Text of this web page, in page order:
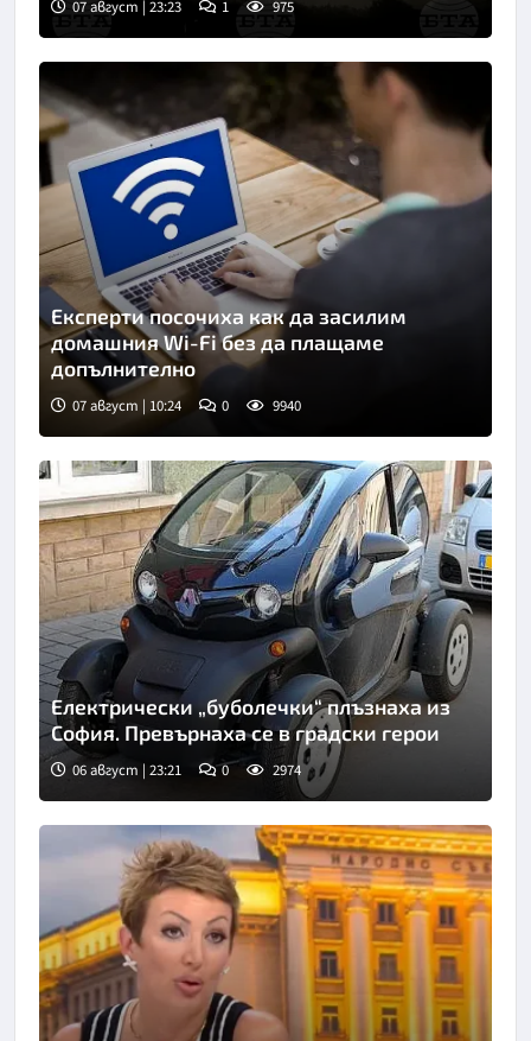
07 август | 23:23 1 975
Снимка: Пиксабей
Експерти посочиха как да засилим
домашния Wi-Fi без да плащаме
допълнително
07 август | 10:24 0 9940
Електрически „буболечки“ плъзнаха из
София. Превърнаха се в градски герои
06 август | 23:21 0 2974